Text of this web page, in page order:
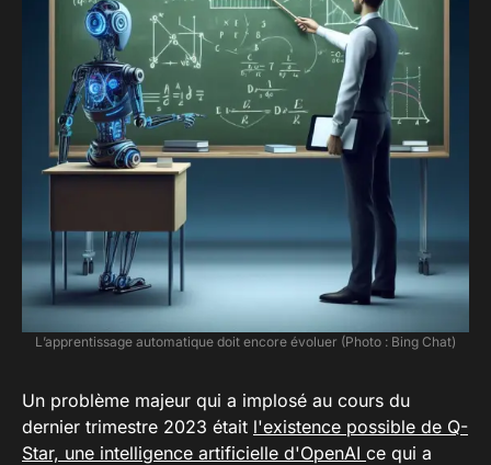
L’apprentissage automatique doit encore évoluer (Photo : Bing Chat)
Un problème majeur qui a implosé au cours du
dernier trimestre 2023 était l'existence possible de Q-
Star, une intelligence artificielle d'OpenAI ce qui a